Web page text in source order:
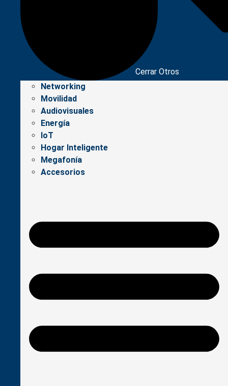
Cerrar Otros
Networking
Movilidad
Audiovisuales
Energía
IoT
Hogar Inteligente
Megafonía
Accesorios